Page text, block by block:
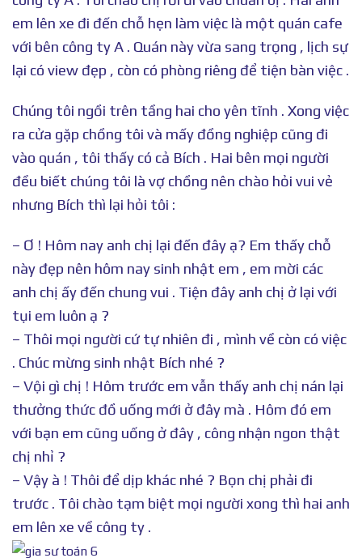
em lên xe đi đến chỗ hẹn làm việc là một quán cafe
với bên công ty A . Quán này vừa sang trọng , lịch sự
lại có view đẹp , còn có phòng riêng để tiện bàn việc .
Chúng tôi ngồi trên tầng hai cho yên tĩnh . Xong việc
ra cửa gặp chồng tôi và mấy đồng nghiệp cũng đi
vào quán , tôi thấy có cả Bích . Hai bên mọi người
đều biết chúng tôi là vợ chồng nên chào hỏi vui vẻ
nhưng Bích thì lại hỏi tôi :
– Ơ ! Hôm nay anh chị lại đến đây ạ? Em thấy chỗ
này đẹp nên hôm nay sinh nhật em , em mời các
anh chị ấy đến chung vui . Tiện đây anh chị ở lại với
tụi em luôn ạ ?
– Thôi mọi người cứ tự nhiên đi , mình về còn có việc
. Chúc mừng sinh nhật Bích nhé ?
– Vội gì chị ! Hôm trước em vẫn thấy anh chị nán lại
thưởng thức đồ uống mới ở đây mà . Hôm đó em
với bạn em cũng uống ở đây , công nhận ngon thật
chị nhỉ ?
– Vậy à ! Thôi để dịp khác nhé ? Bọn chị phải đi
trước . Tôi chào tạm biệt mọi người xong thì hai anh
em lên xe về công ty .